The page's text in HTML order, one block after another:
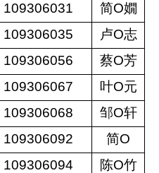
109306031
简O嫺
109306035
卢O志
109306056
蔡O芳
109306067
叶O元
109306068
邹O轩
109306092
简O
109306094 陈O竹